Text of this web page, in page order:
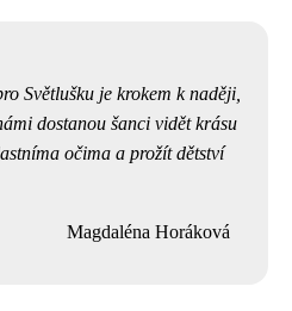
Světlušku je krokem k naději,
dostanou šanci vidět krásu
očima a prožít dětství
Magdaléna Horáková